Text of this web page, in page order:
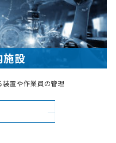
施設
置や作業員の管理